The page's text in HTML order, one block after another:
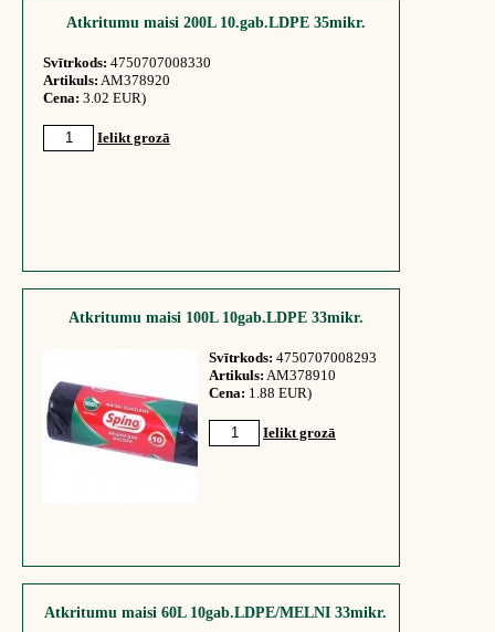
Atkritumu maisi 200L 10.gab.LDPE 35mikr.
Svītrkods: 4750707008330
Artikuls: AM378920
Cena: 3.02 EUR)
Ielikt grozā
Atkritumu maisi 100L 10gab.LDPE 33mikr.
Svītrkods: 4750707008293
Artikuls: AM378910
Cena: 1.88 EUR)
Ielikt grozā
Atkritumu maisi 60L 10gab.LDPE/MELNI 33mikr.